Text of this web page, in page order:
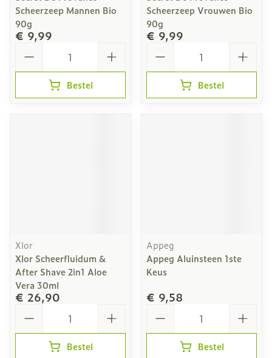
Scheerzeep Mannen Bio
90g
€ 9,99
Bestel
Scheerzeep Vrouwen Bio
90g
€ 9,99
Bestel
Xlor
Xlor Scheerfluidum &
After Shave 2in1 Aloe
Vera 30ml
€ 26,90
Bestel
Appeg
Appeg Aluinsteen 1ste
Keus
€ 9,58
Bestel